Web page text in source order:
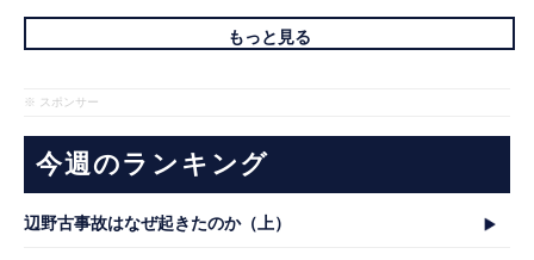
もっと見る
※ スポンサー
今週のランキング
辺野古事故はなぜ起きたのか（上）